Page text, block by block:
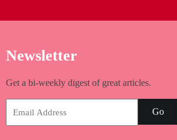
Newsletter
Get a bi-weekly digest of great articles.
Go